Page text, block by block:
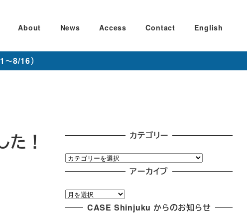
About News Access Contact English
8/16）
た！ カテゴリー
カ
テ
リ
ー
アーカイブ
ア
ー
CASE Shinjuku からのお知らせ